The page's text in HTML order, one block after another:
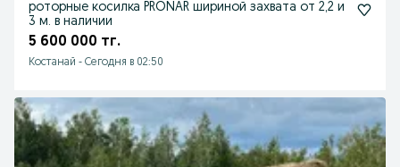
роторные косилка PRONAR шириной захвата от 2,2 и
3 м. в наличии
5 600 000 тг.
Костанай - Сегодня в 02:50